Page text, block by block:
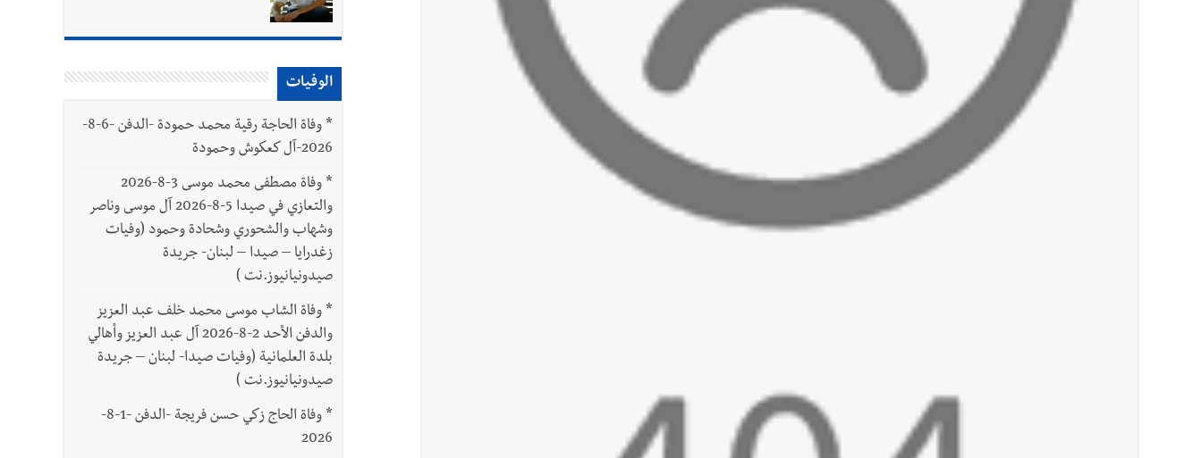
الوفيات
*
وفاة الحاجة رقية محمد حمودة -الدفن -6-8-
2026-آل كعكوش وحمودة
*
وفاة مصطفى محمد موسى 3-8-2026
والتعازي في صيدا 5-8-2026 آل موسى وناصر
وشهاب والشحوري وشحادة وحمود (وفيات
زغدرايا – صيدا – لبنان- جريدة
صيدونيانيوز.نت )
* وفاة الشاب موسى محمد خلف عبد العزيز
والدفن الأحد 2-8-2026 آل عبد العزيز وأهالي
بلدة العلمانية (وفيات صيدا- لبنان – جريدة
صيدونيانيوز.نت )
*
وفاة الحاج زكي حسن فريجة -الدفن -1-8-
2026